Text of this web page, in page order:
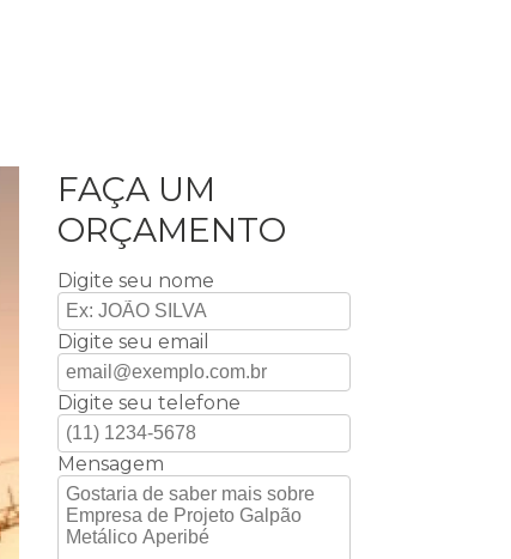
FAÇA UM
ORÇAMENTO
Digite seu nome
Digite seu email
Digite seu telefone
Mensagem